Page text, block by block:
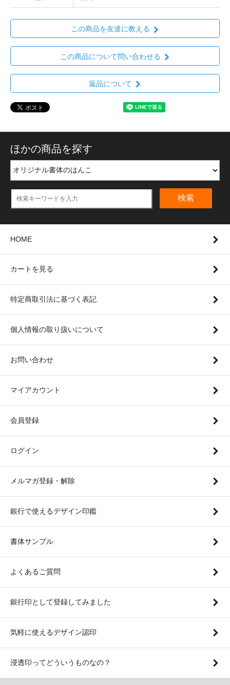
この商品を友達に教える
この商品について問い合わせる
返品について
ほかの商品を探す
検索
HOME
カートを見る
特定商取引法に基づく表記
個人情報の取り扱いについて
お問い合わせ
マイアカウント
会員登録
ログイン
メルマガ登録・解除
銀行で使えるデザイン印鑑
書体サンプル
よくあるご質問
銀行印として登録してみました
気軽に使えるデザイン認印
浸透印ってどういうものなの？